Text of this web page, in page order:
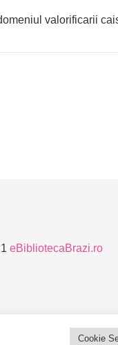
valorificarii
eBibliotecaBrazi.ro
Cookie